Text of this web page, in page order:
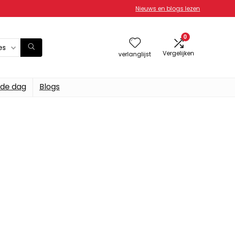
Nieuws en blogs lezen
verlanglijst
0
Vergelijken
dag Blogs